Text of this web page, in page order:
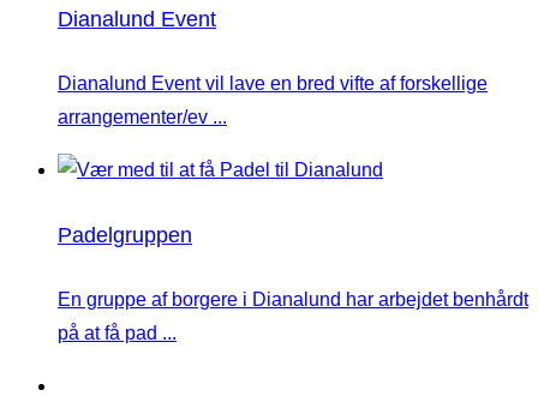
Dianalund Event
Dianalund Event vil lave en bred vifte af forskellige
arrangementer/ev ...
Padelgruppen
En gruppe af borgere i Dianalund har arbejdet benhårdt
på at få pad ...